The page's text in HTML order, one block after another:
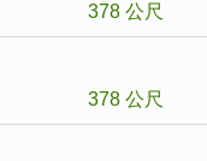
378 公尺
378 公尺